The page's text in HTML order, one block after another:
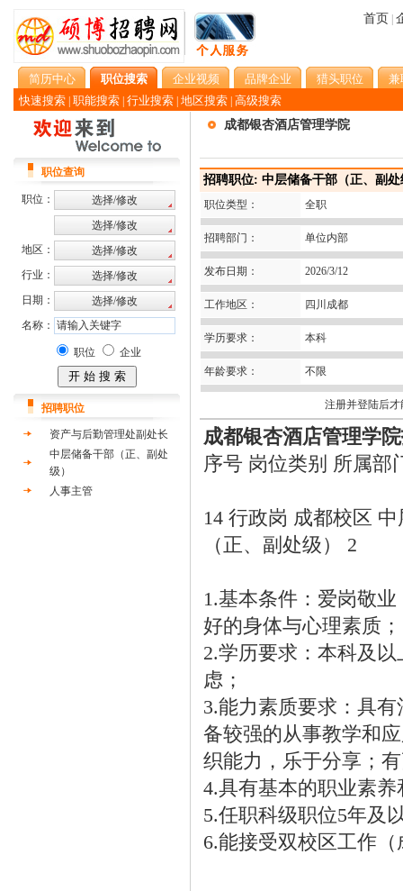
首页
简历中心 职位搜索 企业视频 品牌企业 猎头职位
兼
快速搜索 职能搜索 行业搜索 地区搜索 高级搜索
职位查询
职位：
地区：
行业：
日期：
名称：
职位 企业
招聘职位
资产与后勤管理处副处长
中层储备干部（正、副处
级）
人事主管
成都银杏酒店管理学院
招聘职位: 中层储备干部（正、副处
职位类型： 全职
招聘部门： 单位内部
发布日期： 2026/3/12
工作地区： 四川成都
学历要求： 本科
年龄要求： 不限
注册并登陆后
成都银杏酒店管理学
序号 岗位类别 所属部
14 行政岗 成都校区
（正、副处级） 2
1.基本条件：爱岗敬
好的身体与心理素质；
2.学历要求：本科及
虑；
3.能力素质要求：具
备较强的从事教学和
织能力，乐于分享；
4.具有基本的职业素
5.任职科级职位5年及
6.能接受双校区工作